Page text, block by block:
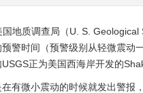
地质调查局（U. S. Geological
警时间（预警级别从轻微震动
正为美国西海岸开发的
有微小震动的时候就发出警报